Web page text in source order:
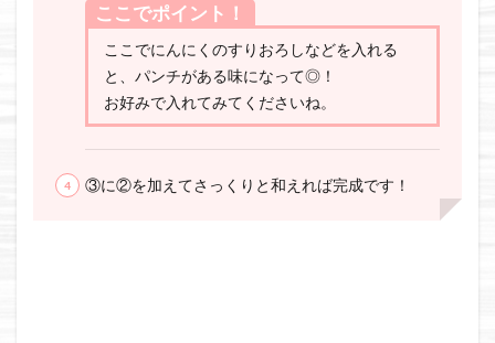
ここでポイント！
ここでにんにくのすりおろしなどを入れる
と、パンチがある味になって◎！
お好みで入れてみてくださいね。
③に②を加えてさっくりと和えれば完成です！